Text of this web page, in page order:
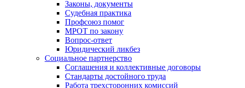
Законы, документы
Судебная практика
Профсоюз помог
МРОТ по закону
Вопрос-ответ
Юридический ликбез
Социальное партнерство
Соглашения и коллективные договоры
Стандарты достойного труда
Работа трехсторонних комиссий